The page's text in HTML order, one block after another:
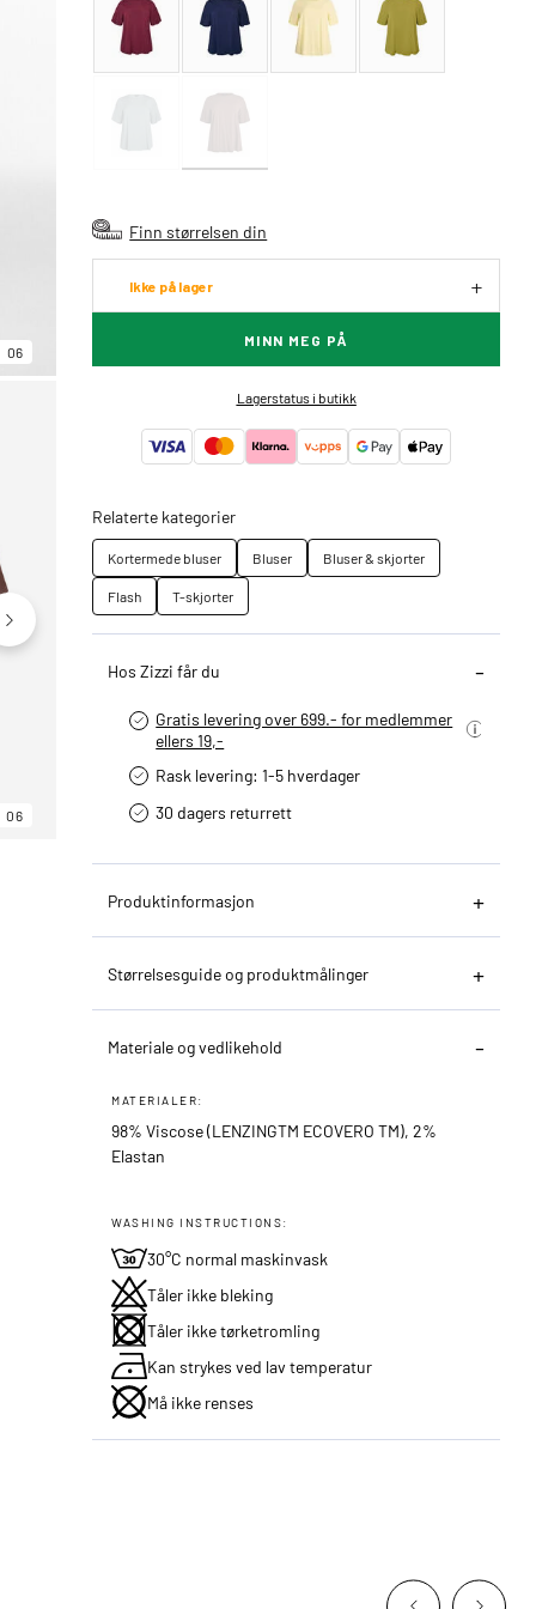
06
06
Finn størrelsen din
Ikke på lager
MINN MEG PÅ
Lagerstatus i butikk
Relaterte kategorier
Kortermede bluser Bluser
Bluser & skjorter
Flash
T-skjorter
Hos Zizzi får du
Gratis levering over 699.- for medlemmer
ellers 19,-
Rask levering: 1-5 hverdager
30 dagers returrett
Produktinformasjon
Størrelsesguide og produktmålinger
Materiale og vedlikehold
MATERIALER:
98% Viscose (LENZINGTM ECOVERO TM), 2%
Elastan
WASHING INSTRUCTIONS:
30°C normal maskinvask
Tåler ikke bleking
Tåler ikke tørketromling
Kan strykes ved lav temperatur
Må ikke renses